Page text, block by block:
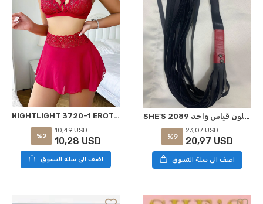
NIGHTLIGHT 3720-1 EROTİK GECELİK KIRMIZI L-XL
%2
10,49 USD
10,28 USD
اضف الى سلة التسوق
SHE'S 2089 فانتازي هارنس أسود اللون قياس واحد
%9
23,07 USD
20,97 USD
اضف الى سلة التسوق